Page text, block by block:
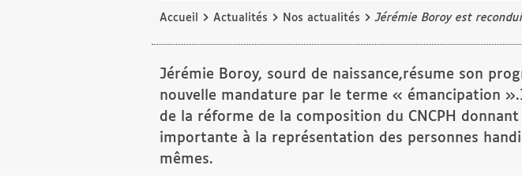
Accueil › Actualités › Nos actualités ›Jérémie Boroy est
Jérémie Boroy, sourd de naissance,résume son
nouvelle mandature par le terme « émancipation
de la réforme de la composition du CNCPH
importante à la représentation des personnes
mêmes.